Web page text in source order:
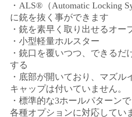
・ALS®（Automatic Locking
に銃を抜く事ができます
・銃を素早く取り出せるオー
・小型軽量ホルスター
・銃口を覆いつつ、できるだ
する
・底部が開いており、マズル
キャップは付いていません。
・標準的な3ホールパターン
各種オプションに対応してい